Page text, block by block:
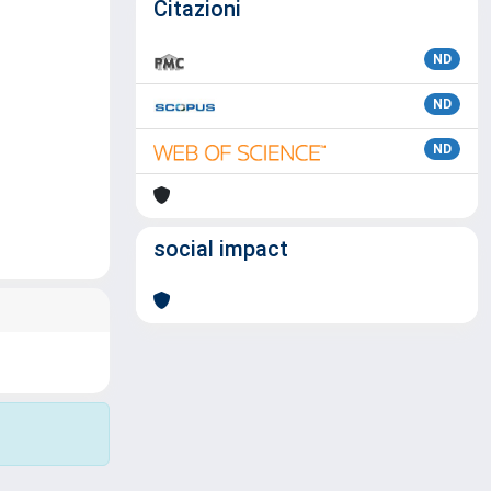
Citazioni
ND
ND
ND
social impact